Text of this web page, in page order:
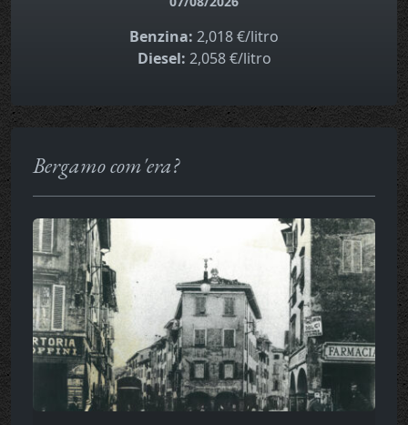
Benzina: 2,018 €/litro
Diesel: 2,058 €/litro
Bergamo com'era?